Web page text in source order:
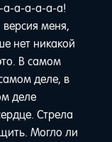
а-а-а-а-а!
меня,
нет никакой
В самом
деле, в
деле
Стрела
Могло ли